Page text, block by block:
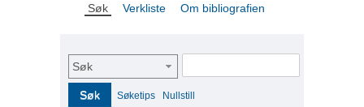
Søk Verkliste Om bibliografien
Søk
Søk Søketips Nullstill